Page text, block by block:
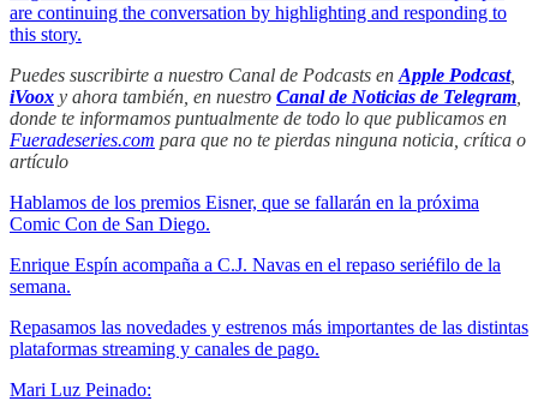
are continuing the conversation by highlighting and responding to
this story.
Puedes suscribirte a nuestro Canal de Podcasts en Apple Podcast,
iVoox y ahora también, en nuestro Canal de Noticias de Telegram
donde te informamos puntualmente de todo lo que publicamos en
Fueradeseries.com para que no te pierdas ninguna noticia, crítica o
artículo
Hablamos de los premios Eisner, que se fallarán en la próxima
Comic Con de San Diego.
Enrique Espín acompaña a C.J. Navas en el repaso seriéfilo de la
semana.
Repasamos las novedades y estrenos más importantes de las distintas
plataformas streaming y canales de pago.
Mari Luz Peinado: